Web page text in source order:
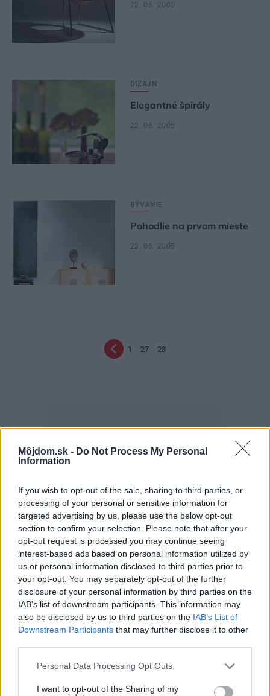
Môjdom.sk - Do Not Process My Personal
Information
If you wish to opt-out of the sale, sharing to third parties, or
processing of your personal or sensitive information for
targeted advertising by us, please use the below opt-out
section to confirm your selection. Please note that after your
opt-out request is processed you may continue seeing
interest-based ads based on personal information utilized by
us or personal information disclosed to third parties prior to
your opt-out. You may separately opt-out of the further
disclosure of your personal information by third parties on the
IAB’s list of downstream participants. This information may
also be disclosed by us to third parties on the IAB’s List of
Downstream Participants that may further disclose it to other
Please note that this website/app uses one or more Google
not limited to your visit or usage behaviour. You may click to
Personal Data Processing Opt Outs
I want to opt-out of the Sharing of my
22. 06. 2005
DIZAJN
Elegantné špirály
22. 06. 2005
BÝVANIE
Pohodlie na prvom mieste
22. 06. 2005
1 27 28
Materiály rozhodujú viac, než si myslíte: Takto
dokážu ovplyvniť atmosféru aj dojem z bývania
Drotárske umenie na vianočnom stromčeku
Terasa na anglický spôsob
Najnovšie trendy súčasného osvetlenia
FrancisFrancis!